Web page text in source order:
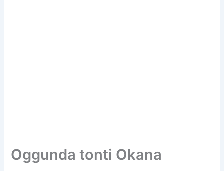
Oggunda tonti Okana